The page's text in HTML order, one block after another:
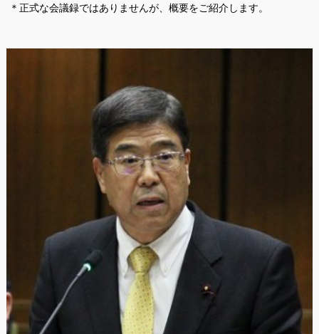
＊正式な会議録ではありませんが、概要をご紹介します。